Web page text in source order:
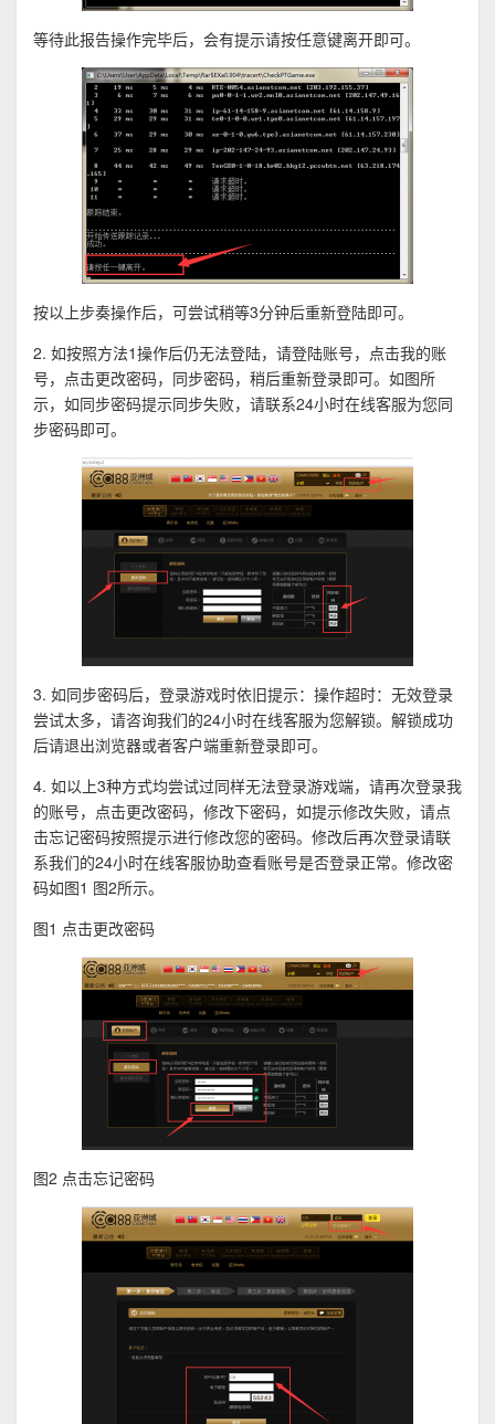
等待此报告操作完毕后，会有提示请按任意键离开即可。
按以上步奏操作后，可尝试稍等3分钟后重新登陆即可。
2. 如按照方法1操作后仍无法登陆，请登陆账号，点击我的账
号，点击更改密码，同步密码，稍后重新登录即可。如图所
示，如同步密码提示同步失败，请联系24小时在线客服为您同
步密码即可。
3. 如同步密码后，登录游戏时依旧提示：操作超时：无效登录
尝试太多，请咨询我们的24小时在线客服为您解锁。解锁成功
后请退出浏览器或者客户端重新登录即可。
4. 如以上3种方式均尝试过同样无法登录游戏端，请再次登录我
的账号，点击更改密码，修改下密码，如提示修改失败，请点
击忘记密码按照提示进行修改您的密码。修改后再次登录请联
系我们的24小时在线客服协助查看账号是否登录正常。修改密
码如图1 图2所示。
图1 点击更改密码
图2 点击忘记密码